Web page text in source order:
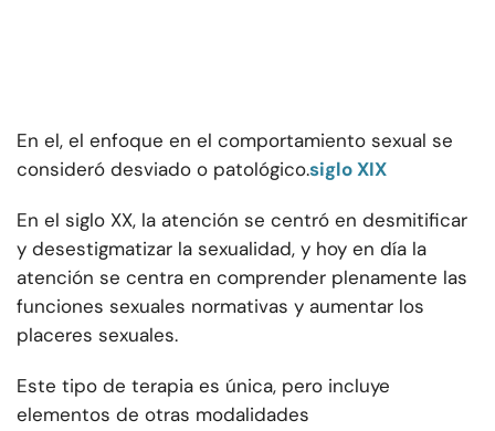
En el, el enfoque en el comportamiento sexual se
consideró desviado o patológico.siglo XIX
En el siglo XX, la atención se centró en desmitificar
y desestigmatizar la sexualidad, y hoy en día la
atención se centra en comprender plenamente las
funciones sexuales normativas y aumentar los
placeres sexuales.
Este tipo de terapia es única, pero incluye
elementos de otras modalidades